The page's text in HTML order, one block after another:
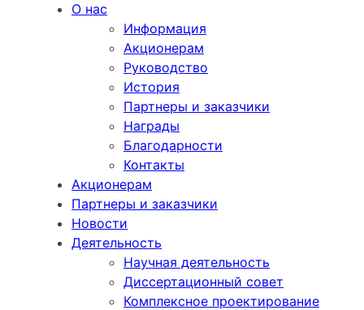
О нас
Информация
Акционерам
Руководство
История
Партнеры и заказчики
Награды
Благодарности
Контакты
Акционерам
Партнеры и заказчики
Новости
Деятельность
Научная деятельность
Диссертационный совет
Комплексное проектирование